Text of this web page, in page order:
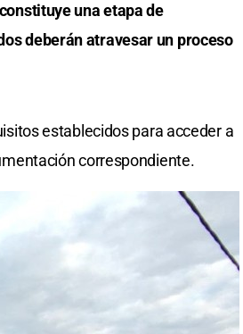
una etapa de
deberán atravesar un proceso
establecidos para acceder a
correspondiente.